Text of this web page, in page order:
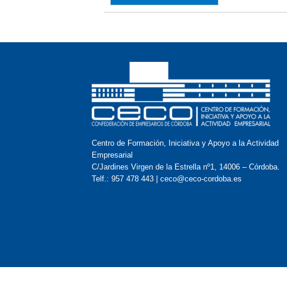
Centro de Formación, Iniciativa y Apoyo a la Actividad
Empresarial
C/Jardines Virgen de la Estrella nº1, 14006 – Córdoba.
Telf.: 957 478 443 | ceco@ceco-cordoba.es